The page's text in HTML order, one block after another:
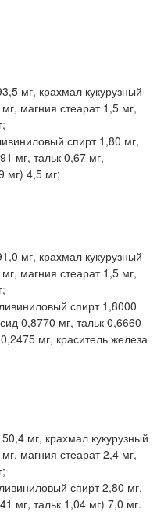
мг, крахмал кукурузный
магния стеарат 1,5 мг,
спирт 1,80 мг,
мг, тальк 0,67 мг,
мг) 4,5 мг;
мг, крахмал кукурузный
магния стеарат 1,5 мг,
спирт 1,8000
0,8770 мг, тальк 0,6660
мг, краситель железа
мг, крахмал кукурузный
магния стеарат 2,4 мг,
спирт 2,80 мг,
мг, тальк 1,04 мг) 7,0 мг.